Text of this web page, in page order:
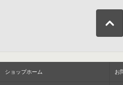
ショップホーム お